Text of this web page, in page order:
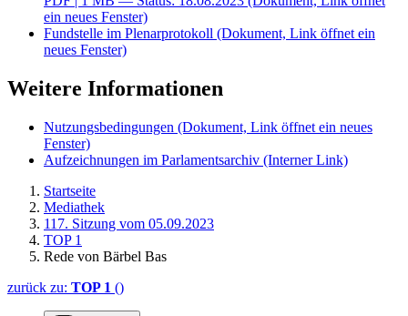
ein neues Fenster)
Fundstelle im Plenarprotokoll (Dokument, Link öffnet ein
neues Fenster)
Weitere Informationen
Nutzungsbedingungen (Dokument, Link öffnet ein neues
Fenster)
Aufzeichnungen im Parlamentsarchiv (Interner Link)
Startseite
Mediathek
117. Sitzung vom 05.09.2023
TOP 1
Rede von Bärbel Bas
zurück zu: TOP 1 ()